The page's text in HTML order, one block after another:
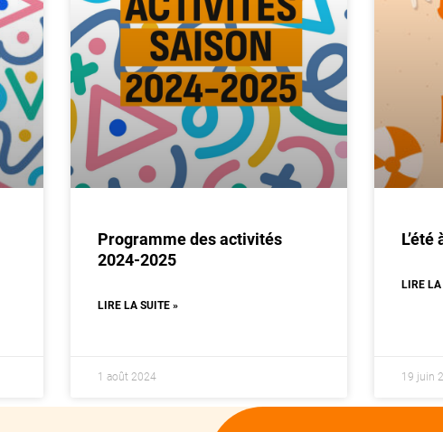
Programme des activités
2024-2025
LIRE LA SUITE »
1 août 2024
L’été
LIRE LA
19 juin